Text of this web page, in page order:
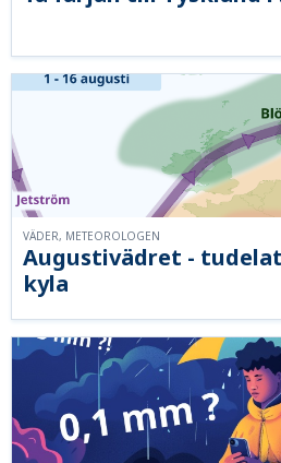
Augustivädret -
kyla
VÄDER, METEOROLOGEN